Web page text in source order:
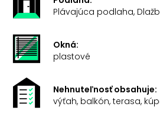
Plávajúca podlaha,
Okná:
plastové
Nehnuteľnosť obsahuje:
výťah, balkón, terasa,